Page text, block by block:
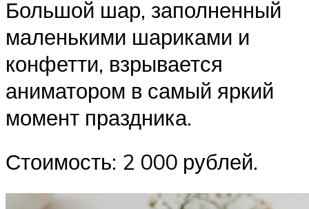
Большой шар, заполненный
маленькими шариками и
конфетти, взрывается
аниматором в самый яркий
момент праздника.
Стоимость: 2 000 рублей.